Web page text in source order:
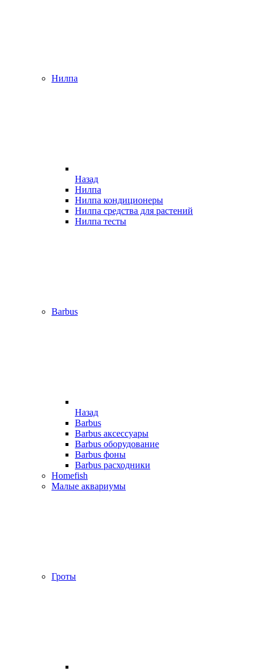
Нилпа
Назад
Нилпа
Нилпа кондиционеры
Нилпа средства для растений
Нилпа тесты
Barbus
Назад
Barbus
Barbus аксессуары
Barbus оборудование
Barbus фоны
Barbus расходники
Homefish
Малые аквариумы
Гроты